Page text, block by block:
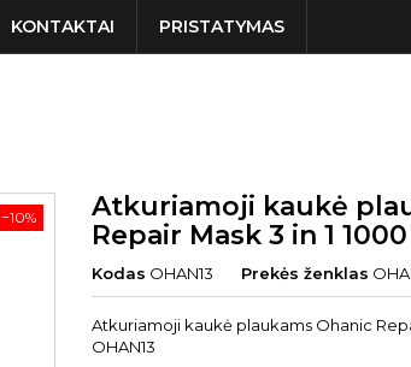
KONTAKTAI PRISTATYMAS
−10%
Atkuriamoji kaukė
Repair Mask 3 in 1 1000
Kodas OHAN13 Prekės ženklas
Atkuriamoji kaukė plaukams Ohanic
OHAN13